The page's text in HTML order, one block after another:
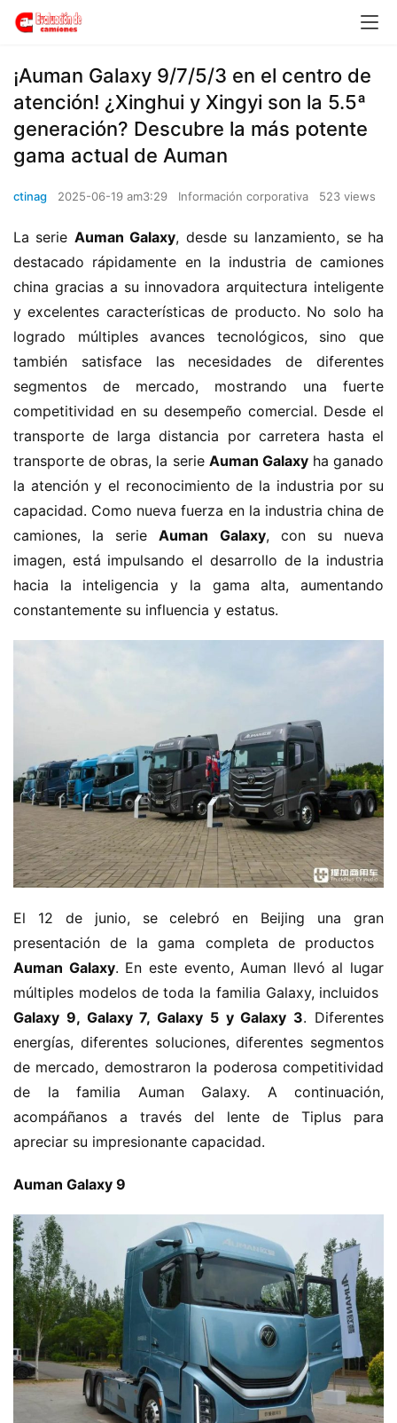
​​¡Auman Galaxy 9/7/5/3 en el centro de
atención! ¿Xinghui y Xingyi son la 5.5ª
generación? Descubre la más potente
gama actual de Auman​​
ctinag 2025-06-19 am3:29 Información corporativa 523 views
La serie ​ ​Auman Galaxy​​, desde su lanzamiento, se ha
destacado rápidamente en la industria de camiones
china gracias a su innovadora arquitectura inteligente
y excelentes características de producto. No solo ha
logrado múltiples avances tecnológicos, sino que
también satisface las necesidades de diferentes
segmentos de mercado, mostrando una fuerte
competitividad en su desempeño comercial. Desde el
transporte de larga distancia por carretera hasta el
transporte de obras, la serie ​ ​Auman Galaxy​​ ha ganado
la atención y el reconocimiento de la industria por su
capacidad. Como nueva fuerza en la industria china de
camiones, la serie ​​Auman Galaxy​​, con su nueva
imagen, está impulsando el desarrollo de la industria
hacia la inteligencia y la gama alta, aumentando
constantemente su influencia y estatus.
El 12 de junio, se celebró en Beijing una gran
presentación de la gama completa de productos ​
Auman Galaxy​​. En este evento, Auman llevó al lugar
múltiples modelos de toda la familia Galaxy, incluidos ​
Galaxy 9, Galaxy 7, Galaxy 5 y Galaxy 3​​. Diferentes
energías, diferentes soluciones, diferentes segmentos
de mercado, demostraron la poderosa competitividad
de la familia Auman Galaxy. A continuación,
acompáñanos a través del lente de Tiplus para
apreciar su impresionante capacidad.
​Auman Galaxy 9​